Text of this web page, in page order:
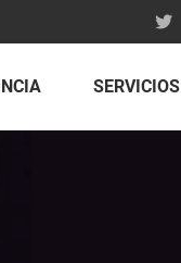
SERVICIOS